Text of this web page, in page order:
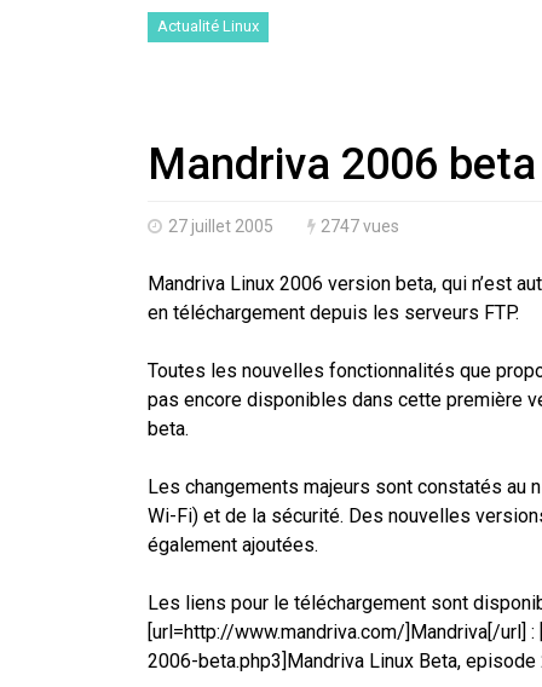
Actualité Linux
Mandriva 2006
27 juillet 2005 2747 vues
Mandriva Linux 2006 version beta, qui n’est
en téléchargement depuis les serveurs FTP.
Toutes les nouvelles fonctionnalités que
pas encore disponibles dans cette première
beta.
Les changements majeurs sont constatés au
Wi-Fi) et de la sécurité. Des nouvelles
également ajoutées.
Les liens pour le téléchargement sont
[url=http://www.mandriva.com/]Mandriva[/url]
2006-beta.php3]Mandriva Linux Beta,